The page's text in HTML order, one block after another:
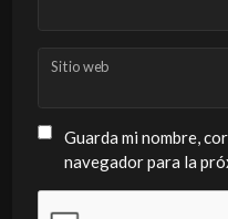
Sitio web
Guarda mi nombre,
navegador para la